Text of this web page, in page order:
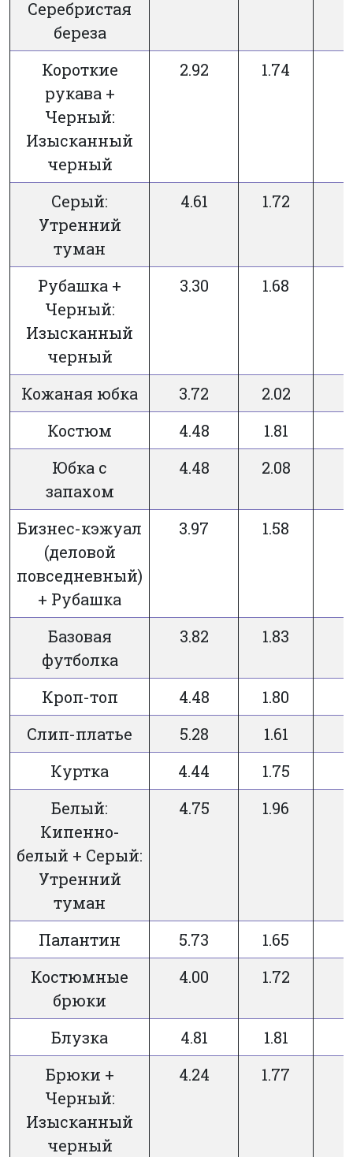
Серебристая
береза
Короткие
рукава +
Черный:
Изысканный
черный
2.92 1.74
Серый:
Утренний
туман
4.61 1.72
Рубашка +
Черный:
Изысканный
черный
3.30 1.68
Кожаная юбка 3.72
2.02
Костюм
4.48
1.81
Юбка с
запахом
4.48 2.08
Бизнес-кэжуал
(деловой
повседневный)
+ Рубашка
3.97 1.58
Базовая
футболка
3.82 1.83
Кроп-топ 4.48
1.80
Слип-платье
5.28
1.61
Куртка
4.44
1.75
Белый:
Кипенно-
белый + Серый:
Утренний
туман
4.75 1.96
Палантин 5.73
1.65
Костюмные
брюки
4.00 1.72
Блузка 4.81
1.81
Брюки +
Черный:
Изысканный
черный
4.24 1.77